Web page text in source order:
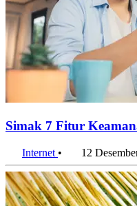
Simak 7 Fitur
Internet • 12